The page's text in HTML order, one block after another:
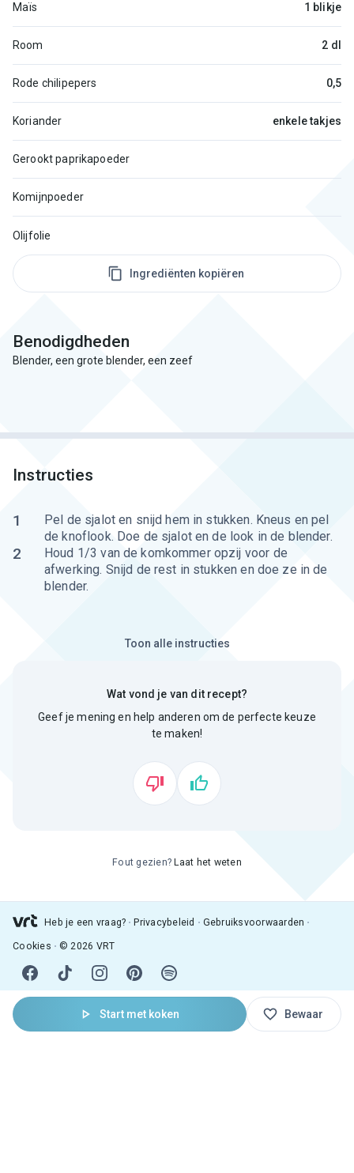
Start met koken Bewaar
Maïs 1 blikje
Room 2 dl
Rode chilipepers 0,5
Koriander enkele takjes
Gerookt paprikapoeder
Komijnpoeder
Olijfolie
Ingrediënten kopiëren
Benodigdheden
Blender, een grote blender, een zeef
Instructies
1
Pel de sjalot en snijd hem in stukken. Kneus en pel
de knoflook. Doe de sjalot en de look in de blender.
2
Houd 1/3 van de komkommer opzij voor de
afwerking. Snijd de rest in stukken en doe ze in de
blender.
Toon alle instructies
Wat vond je van dit recept?
Geef je mening en help anderen om de perfecte keuze
te maken!
Fout gezien? Laat het weten
Heb je een vraag? Privacybeleid Gebruiksvoorwaarden
Cookies © 2026 VRT